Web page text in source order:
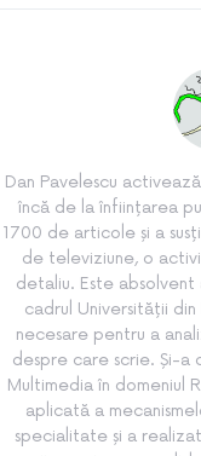
Dan Pavelescu
încă de la înființarea
1700 de articole și a
de televiziune, o
detaliu. Este absolvent
cadrul Universității
necesare pentru a
despre care scrie. Și-
Multimedia în domeniul
aplicată a
specialitate și a